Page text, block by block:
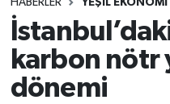
karbon nötr
dönemi
ETKİNLİK
GÜNCEL